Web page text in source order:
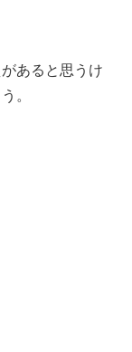
あると思うけ
。